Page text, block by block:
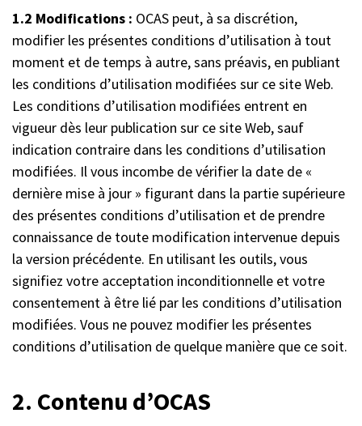
1.2 Modifications : OCAS peut, à sa discrétion,
modifier les présentes conditions d’utilisation à tout
moment et de temps à autre, sans préavis, en publiant
les conditions d’utilisation modifiées sur ce site Web.
Les conditions d’utilisation modifiées entrent en
vigueur dès leur publication sur ce site Web, sauf
indication contraire dans les conditions d’utilisation
modifiées. Il vous incombe de vérifier la date de «
dernière mise à jour » figurant dans la partie supérieure
des présentes conditions d’utilisation et de prendre
connaissance de toute modification intervenue depuis
la version précédente. En utilisant les outils, vous
signifiez votre acceptation inconditionnelle et votre
consentement à être lié par les conditions d’utilisation
modifiées. Vous ne pouvez modifier les présentes
conditions d’utilisation de quelque manière que ce soit.
2. Contenu d’OCAS